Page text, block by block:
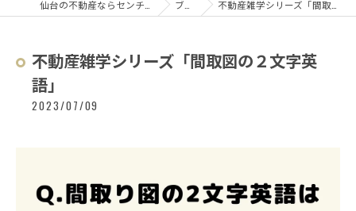
ブログ 不動産雑学シリーズ「間取図の２文字英語」
不動産雑学シリーズ「間取図の２文字英
語」
2023/07/09